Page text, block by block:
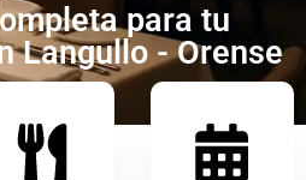
para tu
Langullo - Orense